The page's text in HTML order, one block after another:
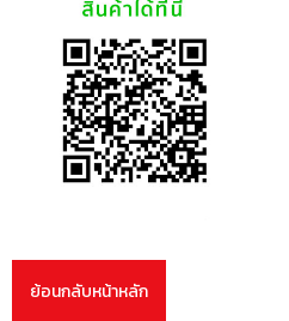
ย้อนกลับหน้าหลัก